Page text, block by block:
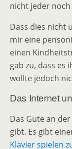
nicht jeder
Dass dies nicht
mir eine
einen
gab zu, dass es
wollte jedoch
Das Internet
Das Gute an
gibt. Es gibt
Klavier spielen